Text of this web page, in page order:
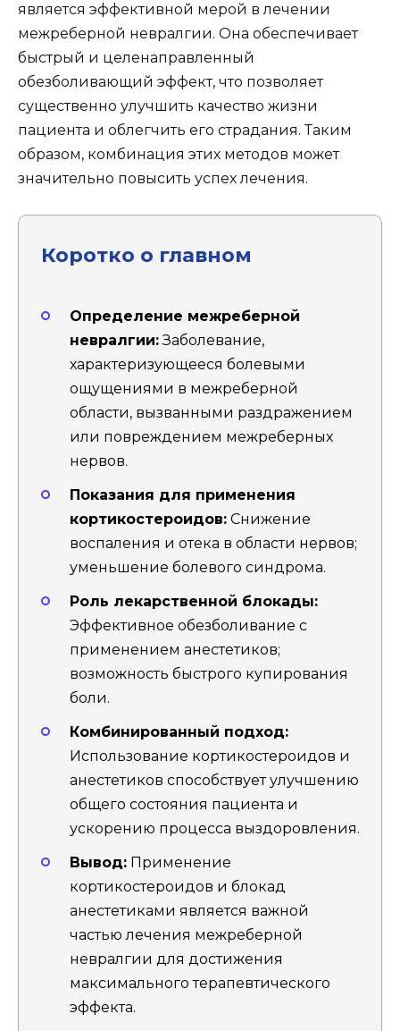
является эффективной мерой в лечении
межреберной невралгии. Она обеспечивает
быстрый и целенаправленный
обезболивающий эффект, что позволяет
существенно улучшить качество жизни
пациента и облегчить его страдания. Таким
образом, комбинация этих методов может
значительно повысить успех лечения.
Коротко о главном
Определение межреберной
невралгии:Заболевание,
характеризующееся болевыми
ощущениями в межреберной
области, вызванными раздражением
или повреждением межреберных
нервов.
Показания для применения
кортикостероидов: Снижение
воспаления и отека в области нервов;
уменьшение болевого синдрома.
Роль лекарственной блокады:
Эффективное обезболивание с
применением анестетиков;
возможность быстрого купирования
боли.
Комбинированный подход:
Использование кортикостероидов и
анестетиков способствует улучшению
общего состояния пациента и
ускорению процесса выздоровления.
Вывод: Применение
кортикостероидов и блокад
анестетиками является важной
частью лечения межреберной
невралгии для достижения
максимального терапевтического
эффекта.